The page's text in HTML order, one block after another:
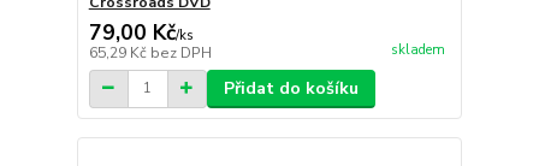
79,00 Kč/ks
65,29 Kč bez DPH skladem
Přidat do košíku